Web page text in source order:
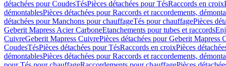
détachées pour CoudesTésPièces détachées pour TésRaccords en croix
démontablesPièces détachées pour Raccords et raccordements,
détachées pour Manchons pour chauffageTés pour chauffagePièces
Geberit Mapress Acier CarboneEtanchements pour tubes et raccords
CuivreGeberit Mapress CuivrePièces détachées pour Geberit Mapress
CoudesTésPièces détachées pour TésRaccords en croixPièces
démontablesPièces détachées pour Raccords et raccordements,